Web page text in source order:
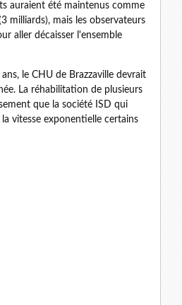
auraient été maintenus comme
milliards), mais les observateurs
aller décaisser l'ensemble
le CHU de Brazzaville devrait
La réhabilitation de plusieurs
que la société ISD qui
vitesse exponentielle certains